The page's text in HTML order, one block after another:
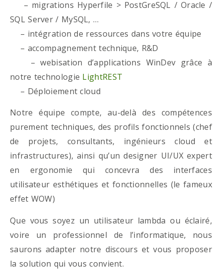
– migrations Hyperfile > PostGreSQL / Oracle /
SQL Server / MySQL, …
– intégration de ressources dans votre équipe
– accompagnement technique, R&D
– webisation d’applications WinDev grâce à
notre technologie LightREST
– Déploiement cloud
Notre équipe compte, au-delà des compétences
purement techniques, des profils fonctionnels (chef
de projets, consultants, ingénieurs cloud et
infrastructures), ainsi qu’un designer UI/UX expert
en ergonomie qui concevra des interfaces
utilisateur esthétiques et fonctionnelles (le fameux
effet WOW)
Que vous soyez un utilisateur lambda ou éclairé,
voire un professionnel de l’informatique, nous
saurons adapter notre discours et vous proposer
la solution qui vous convient.